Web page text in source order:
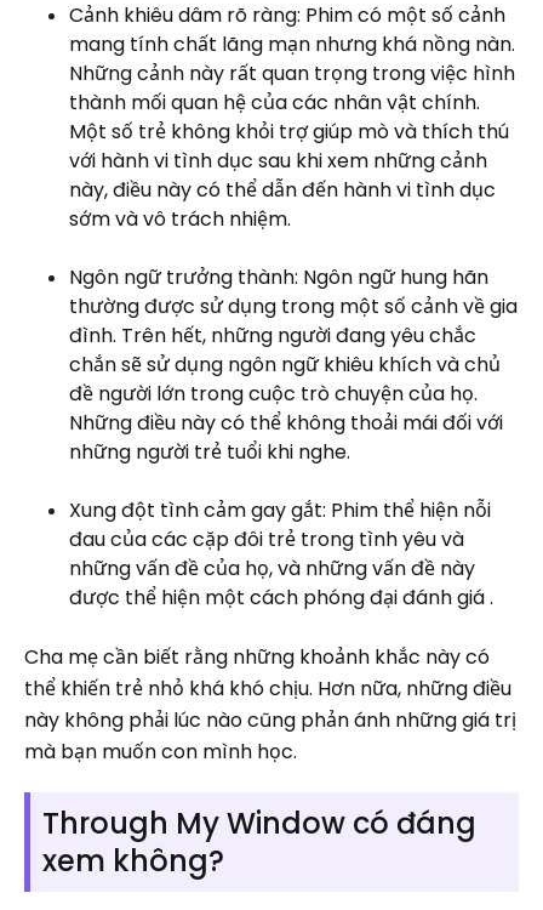
Cảnh khiêu dâm rõ ràng: Phim có một số cảnh
mang tính chất lãng mạn nhưng khá nồng nàn.
Những cảnh này rất quan trọng trong việc hình
thành mối quan hệ của các nhân vật chính.
Một số trẻ không khỏi trợ giúp mò và thích thú
với hành vi tình dục sau khi xem những cảnh
này, điều này có thể dẫn đến hành vi tình dục
sớm và vô trách nhiệm.
Ngôn ngữ trưởng thành: Ngôn ngữ hung hãn
thường được sử dụng trong một số cảnh về gia
đình. Trên hết, những người đang yêu chắc
chắn sẽ sử dụng ngôn ngữ khiêu khích và chủ
đề người lớn trong cuộc trò chuyện của họ.
Những điều này có thể không thoải mái đối với
những người trẻ tuổi khi nghe.
Xung đột tình cảm gay gắt: Phim thể hiện nỗi
đau của các cặp đôi trẻ trong tình yêu và
những vấn đề của họ, và những vấn đề này
được thể hiện một cách phóng đại đánh giá .
Cha mẹ cần biết rằng những khoảnh khắc này có
thể khiến trẻ nhỏ khá khó chịu. Hơn nữa, những điều
này không phải lúc nào cũng phản ánh những giá trị
mà bạn muốn con mình học.
Through My Window có đáng
xem không?